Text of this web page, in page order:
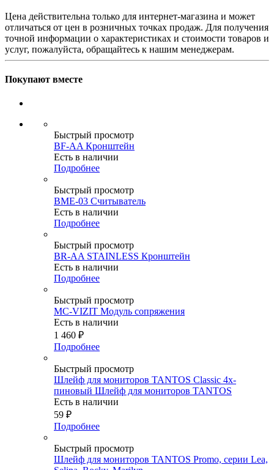
Цена действительна только для интернет-магазина и может
отличаться от цен в розничных точках продаж. Для получения
точной информации о характеристиках и стоимости товаров и
услуг, пожалуйста, обращайтесь к нашим менеджерам.
Покупают вместе
Быстрый просмотр
BF-AA Кронштейн
Есть в наличии
Подробнее
Быстрый просмотр
BME-03 Считыватель
Есть в наличии
Подробнее
Быстрый просмотр
BR-AA STAINLESS Кронштейн
Есть в наличии
Подробнее
Быстрый просмотр
MC-VIZIT Модуль сопряжения
Есть в наличии
1 460 ₽
Подробнее
Быстрый просмотр
Шлейф для мониторов TANTOS Classic 4х-
пиновый Шлейф для мониторов TANTOS
Есть в наличии
59 ₽
Подробнее
Быстрый просмотр
Шлейф для мониторов TANTOS Promo, серии Lea,